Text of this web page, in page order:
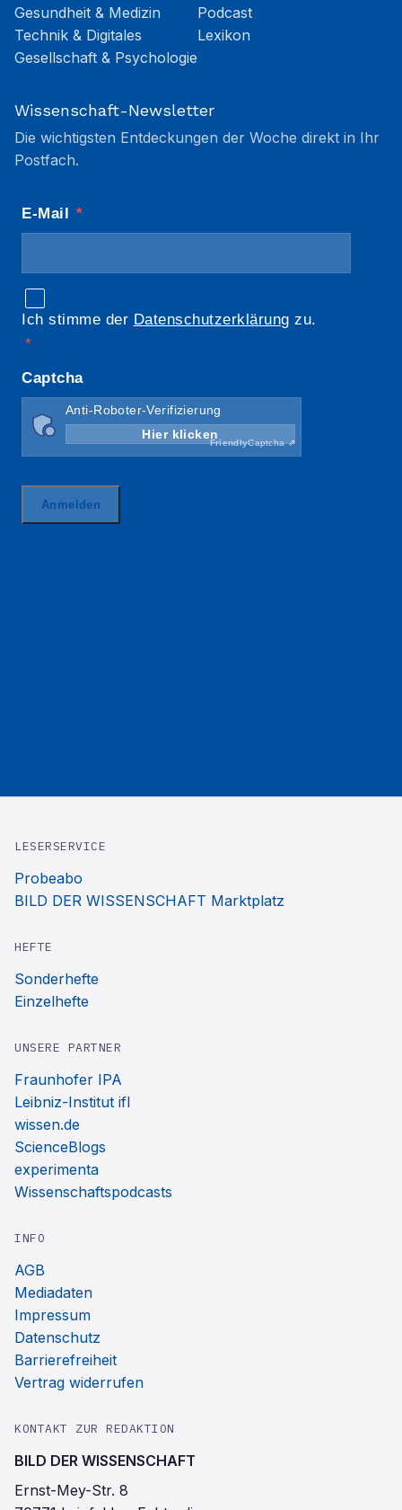
Gesundheit & Medizin
Technik & Digitales
Gesellschaft & Psychologie
Podcast
Lexikon
Wissenschaft-Newsletter
Die wichtigsten Entdeckungen der Woche direkt in Ihr
Postfach.
LESERSERVICE
Probeabo
BILD DER WISSENSCHAFT Marktplatz
HEFTE
Sonderhefte
Einzelhefte
UNSERE PARTNER
Fraunhofer IPA
Leibniz-Institut ifl
wissen.de
ScienceBlogs
experimenta
Wissenschaftspodcasts
INFO
AGB
Mediadaten
Impressum
Datenschutz
Barrierefreiheit
Vertrag widerrufen
KONTAKT ZUR REDAKTION
BILD DER WISSENSCHAFT
Ernst-Mey-Str. 8